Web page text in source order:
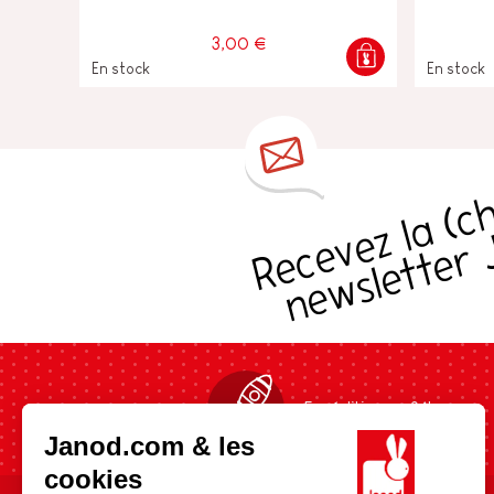
Janod.com & les
cookies
3,00 €
En stock En stock
Expédition en 24h